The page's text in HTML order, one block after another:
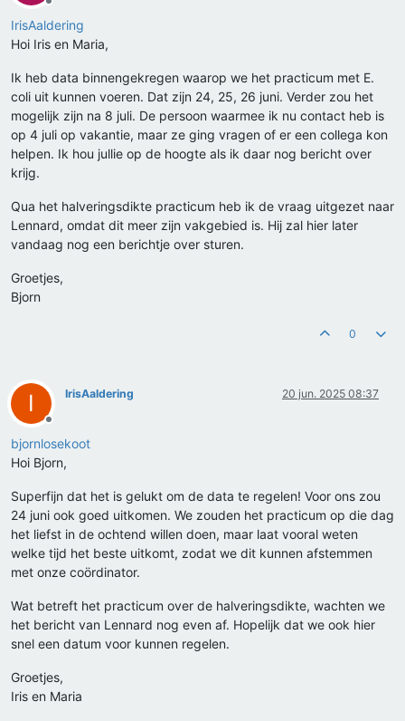
Offline
IrisAaldering
Hoi Iris en Maria,
Ik heb data binnengekregen waarop we het practicum met E.
coli uit kunnen voeren. Dat zijn 24, 25, 26 juni. Verder zou het
mogelijk zijn na 8 juli. De persoon waarmee ik nu contact heb is
op 4 juli op vakantie, maar ze ging vragen of er een collega kon
helpen. Ik hou jullie op de hoogte als ik daar nog bericht over
krijg.
Qua het halveringsdikte practicum heb ik de vraag uitgezet naar
Lennard, omdat dit meer zijn vakgebied is. Hij zal hier later
vandaag nog een berichtje over sturen.
Groetjes,
Bjorn
0
I
Offline
IrisAaldering 20 jun. 2025 08:37
bjornlosekoot
Hoi Bjorn,
Superfijn dat het is gelukt om de data te regelen! Voor ons zou
24 juni ook goed uitkomen. We zouden het practicum op die dag
het liefst in de ochtend willen doen, maar laat vooral weten
welke tijd het beste uitkomt, zodat we dit kunnen afstemmen
met onze coördinator.
Wat betreft het practicum over de halveringsdikte, wachten we
het bericht van Lennard nog even af. Hopelijk dat we ook hier
snel een datum voor kunnen regelen.
Groetjes,
Iris en Maria